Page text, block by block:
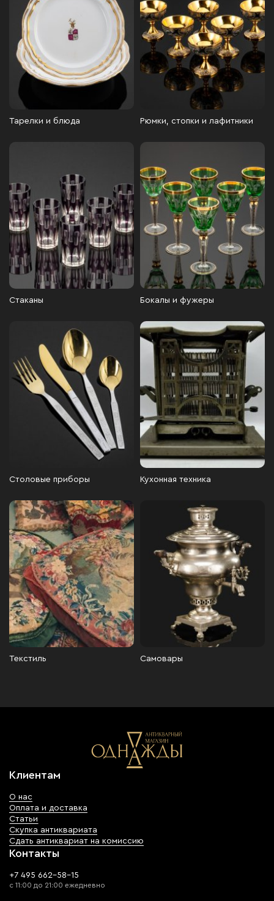
Тарелки и блюда Рюмки, стопки и лафитники
Стаканы Бокалы и фужеры
Столовые приборы Кухонная техника
Текстиль Самовары
Клиентам
О нас
Оплата и доставка
Статьи
Скупка антиквариата
Сдать антиквариат на комиссию
Контакты
+7 495 662-58-15
с 11:00 до 21:00 ежедневно